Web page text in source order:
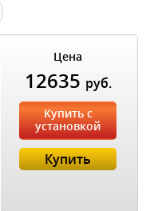
Цена
12635 руб.
Купить с
установкой
Купить